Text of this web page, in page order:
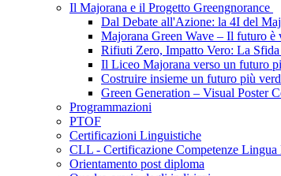
Il Majorana e il Progetto Greengnorance
Dal Debate all'Azione: la 4I del
Majorana Green Wave – Il futuro è
Rifiuti Zero, Impatto Vero: La
Il Liceo Majorana verso un futuro
Costruire insieme un futuro più
Green Generation – Visual Poster
Programmazioni
PTOF
Certificazioni Linguistiche
CLL - Certificazione Competenze Lingua
Orientamento post diploma